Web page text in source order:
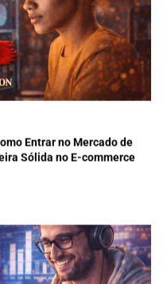
Entrar no Mercado de
Sólida no E-commerce